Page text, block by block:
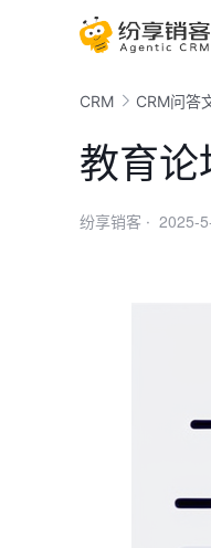
CRM CRM问答
教育论
纷享销客 · 2025-